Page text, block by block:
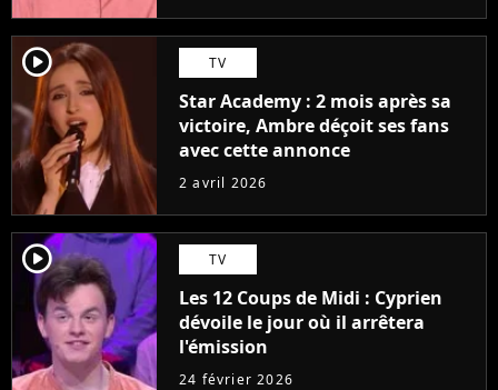
player2 TV
Star Academy : 2 mois après sa
victoire, Ambre déçoit ses fans
avec cette annonce
2 avril 2026
player2 TV
Les 12 Coups de Midi : Cyprien
dévoile le jour où il arrêtera
l'émission
24 février 2026